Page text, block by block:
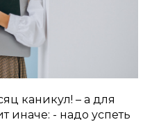
каникул! – а для
иначе: - надо успеть